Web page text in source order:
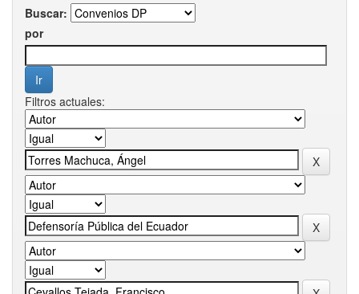
Buscar:
por
Filtros actuales: